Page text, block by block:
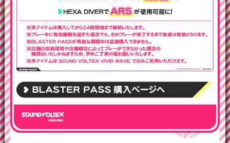
BLASTER PASSの購入はこちら